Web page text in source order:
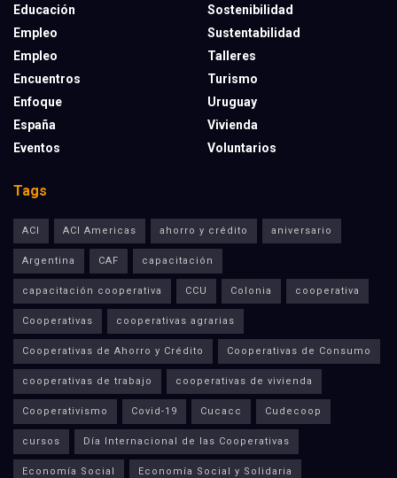
Educación
Empleo
Empleo
Encuentros
Enfoque
España
Eventos
Sostenibilidad
Sustentabilidad
Talleres
Turismo
Uruguay
Vivienda
Voluntarios
Tags
ACI ACI Americas ahorro y crédito aniversario
Argentina CAF capacitación
capacitación cooperativa CCU Colonia cooperativa
Cooperativas cooperativas agrarias
Cooperativas de Ahorro y Crédito Cooperativas de Consumo
cooperativas de trabajo cooperativas de vivienda
Cooperativismo Covid-19 Cucacc Cudecoop
cursos Día Internacional de las Cooperativas
Economía Social Economía Social y Solidaria